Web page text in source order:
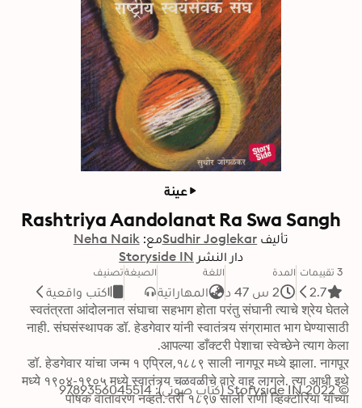
عينة
Rashtriya Aandolanat Ra Swa Sangh
تأليف Sudhir Joglekarمع: Neha Naik
دار النشر Storyside IN
3 تقييمات
2.7
المدة
2 س 47 د
اللغة
المهاراتية
الصيغةتصنيف
كتب واقعية
पोषक वातावरण नव्हते. तरी १८९७ साली राणी व्हिक्टोरिया यांच्या
© 2022 Storyside IN (كتاب صوتي): 9789356045514